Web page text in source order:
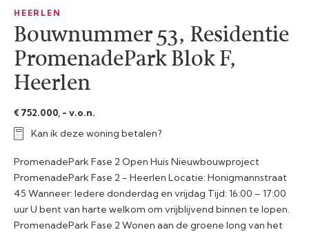
HEERLEN
Bouwnummer 53, Residentie
PromenadePark Blok F,
Heerlen
€ 752.000, - v.o.n.
Kan ik deze woning betalen?
PromenadePark Fase 2 Open Huis Nieuwbouwproject
PromenadePark Fase 2 - Heerlen Locatie: Honigmannstraat
45 Wanneer: Iedere donderdag en vrijdag Tijd: 16:00 – 17:00
uur U bent van harte welkom om vrijblijvend binnen te lopen.
PromenadePark Fase 2 Wonen aan de groene long van het